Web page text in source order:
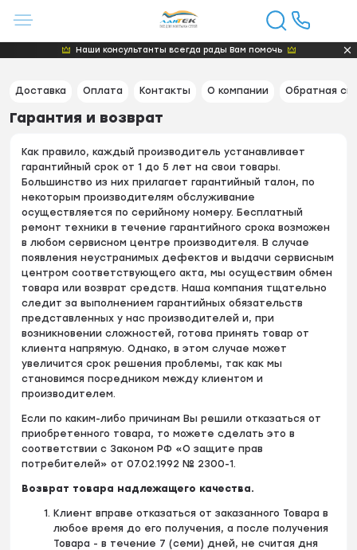
Наши консультанты всегда рады Вам помочь
Доставка Оплата Контакты О компании Обратная
Гарантия и возврат
Как правило, каждый производитель устанавливает
гарантийный срок от 1 до 5 лет на свои товары.
Большинство из них прилагает гарантийный талон, по
некоторым производителям обслуживание
осуществляется по серийному номеру. Бесплатный
ремонт техники в течение гарантийного срока возможен
в любом сервисном центре производителя. В случае
появления неустранимых дефектов и выдачи сервисным
центром соответствующего акта, мы осуществим обмен
товара или возврат средств. Наша компания тщательно
следит за выполнением гарантийных обязательств
представленных у нас производителей и, при
возникновении сложностей, готова принять товар от
клиента напрямую. Однако, в этом случае может
увеличится срок решения проблемы, так как мы
становимся посредником между клиентом и
производителем.
Если по каким-либо причинам Вы решили отказаться от
приобретенного товара, то можете сделать это в
соответствии с Законом РФ «О защите прав
потребителей» от 07.02.1992 № 2300-1.
Возврат товара надлежащего качества.
Клиент вправе отказаться от заказанного Товара в
любое время до его получения, а после получения
Товара - в течение 7 (семи) дней, не считая дня